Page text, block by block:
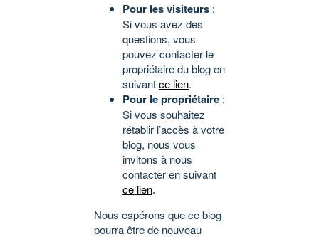
Pour les visiteurs :
Si vous avez des
questions, vous
pouvez contacter le
propriétaire du blog en
suivantce lien.
Pour le propriétaire :
Si vous souhaitez
rétablir l’accès à votre
blog, nous vous
invitons à nous
contacter en suivant
ce lien.
Nous espérons que ce blog
pourra être de nouveau